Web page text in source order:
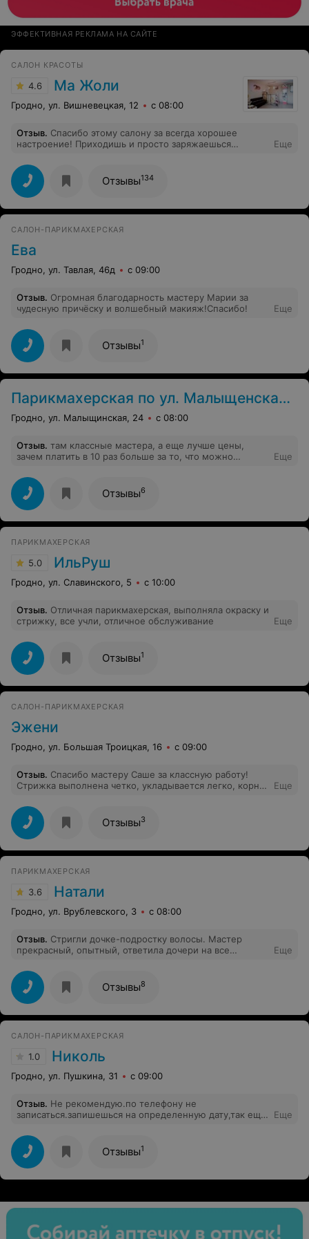
ЭФФЕКТИВНАЯ РЕКЛАМА НА САЙТЕ
САЛОН КРАСОТЫ
4.6 Ма Жоли
Гродно, ул. Вишневецкая, 12 с 08:00
Отзыв. Спасибо этому салону за всегда хорошее
настроение! Приходишь и просто заряжаешься
спасибо мастеру Светлане! Вы волшебница!!! Самый
лучший салон-парикмахерская в Гродно!!!
Однозначно!!! Всей семьёй сюда ходим и всегда только
идеальный результат и улыбка до ушей!!!
Еще
Отзывы134
САЛОН-ПАРИКМАХЕРСКАЯ
Ева
Гродно, ул. Тавлая, 46д с 09:00
Отзыв. Огромная благодарность мастеру Марии за
чудесную причёску и волшебный макияж!Спасибо!
Еще
Отзывы1
Парикмахерская по ул. Малыщенская, 24
Гродно, ул. Малыщинская, 24 с 08:00
Отзыв. там классные мастера, а еще лучше цены,
зачем платить в 10 раз больше за то, что можно
Еще
Отзывы6
ПАРИКМАХЕРСКАЯ
5.0 ИльРуш
Гродно, ул. Славинского, 5 с 10:00
Отзыв. Отличная парикмахерская, выполняла окраску и
стрижку, все учли, отличное обслуживание
Еще
Отзывы1
САЛОН-ПАРИКМАХЕРСКАЯ
Эжени
Гродно, ул. Большая Троицкая, 16 с 09:00
Отзыв. Спасибо мастеру Саше за классную работу!
Стрижка выполнена четко, укладывается легко, корни
Еще
Отзывы3
ПАРИКМАХЕРСКАЯ
3.6 Натали
Гродно, ул. Врублевского, 3 с 08:00
Отзыв. Стригли дочке-подростку волосы. Мастер
прекрасный, опытный, ответила дочери на все
пожелания) , что даже не ровняли, только
филировали. Впечатления очень приятные! Ушли с
новым имиджем.
Еще
Отзывы8
САЛОН-ПАРИКМАХЕРСКАЯ
1.0 Николь
Гродно, ул. Пушкина, 31 с 09:00
Отзыв. Не рекомендую.по телефону не
записаться.запишешься на определенную дату,так ещё
Еще
Отзывы1